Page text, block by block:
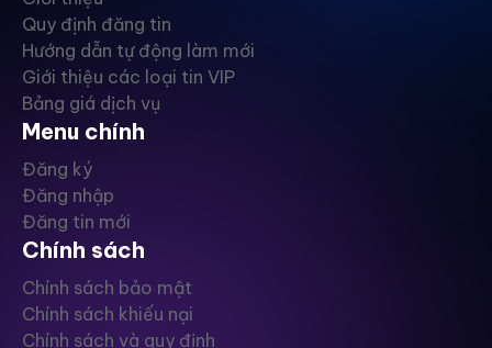
Quy định đăng tin
Hướng dẫn tự động làm mới
Giới thiệu các loại tin VIP
Bảng giá dịch vụ
Menu chính
Đăng ký
Đăng nhập
Đăng tin mới
Chính sách
Chính sách bảo mật
Chính sách khiếu nại
Chính sách và quy định